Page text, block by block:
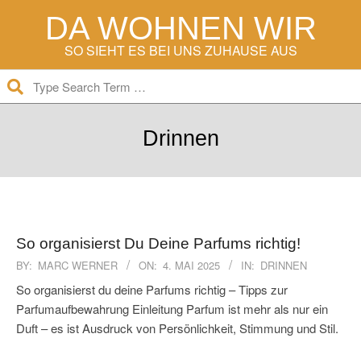
DA WOHNEN WIR
SO SIEHT ES BEI UNS ZUHAUSE AUS
Navigation
Menu
Drinnen
So organisierst Du Deine Parfums richtig!
2025-
BY: MARC WERNER ON: 4. MAI 2025 IN: DRINNEN
So organisierst du deine Parfums richtig – Tipps zur
Parfumaufbewahrung Einleitung Parfum ist mehr als nur ein
Duft – es ist Ausdruck von Persönlichkeit, Stimmung und Stil.